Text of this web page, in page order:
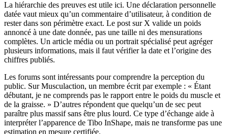
La hiérarchie des preuves est utile ici. Une déclaration personnelle
datée vaut mieux qu’un commentaire d’utilisateur, à condition de
rester dans son périmètre exact. Le post sur X valide un poids
annoncé à une date donnée, pas une taille ni des mensurations
complètes. Un article média ou un portrait spécialisé peut agréger
plusieurs informations, mais il faut vérifier la date et l’origine des
chiffres publiés.
Les forums sont intéressants pour comprendre la perception du
public. Sur Musculaction, un membre écrit par exemple : « Étant
débutant, je ne comprends pas le rapport entre le poids du muscle et
de la graisse. » D’autres répondent que quelqu’un de sec peut
paraître plus massif sans être plus lourd. Ce type d’échange aide à
interpréter l’apparence de Tibo InShape, mais ne transforme pas une
estimation en mesure certifiée.